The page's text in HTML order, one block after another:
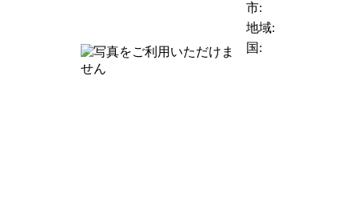
市:
地域:
国: